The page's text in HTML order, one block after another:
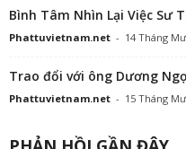
Bình Tâm Nhìn Lại Việc Sư
Phattuvietnam.net - 14 Tháng
Trao đổi với ông Dương
Phattuvietnam.net - 15 Tháng